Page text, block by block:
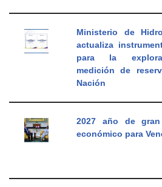
Ministerio de
actualiza
para la
medición de
Nación
2027 año de
económico para